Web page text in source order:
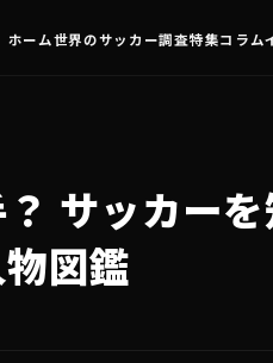
ホーム世界のサッカー調査特集コラム
サッカー
図鑑